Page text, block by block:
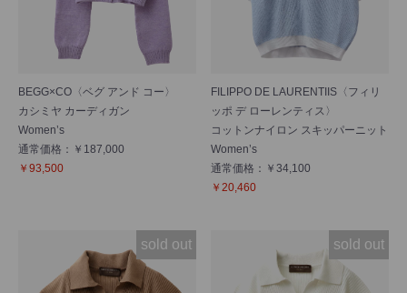
BEGG×CO〈ベグ アンド コー〉
カシミヤ カーディガン
Women’s
通常価格：￥187,000
￥93,500
FILIPPO DE LAURENTIIS〈フィリ
ッポ デ ローレンティス〉
コットンナイロン スキッパーニット
Women’s
通常価格：￥34,100
￥20,460
sold out sold out